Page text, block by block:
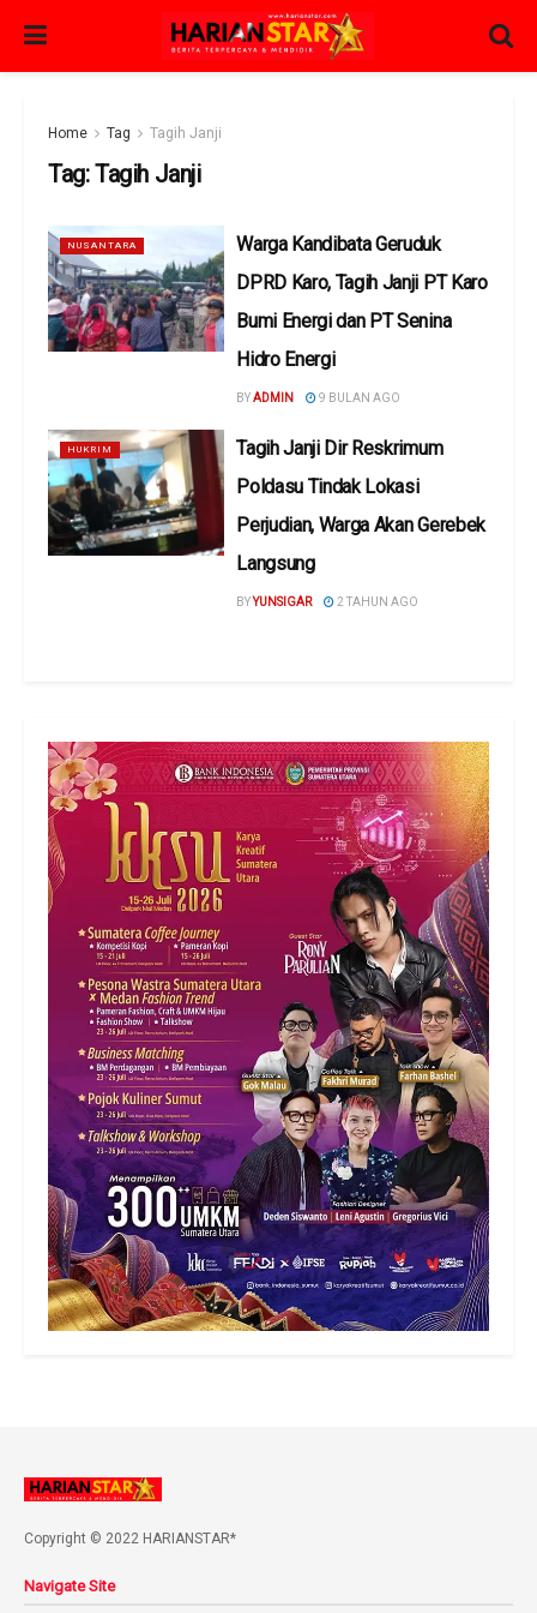
Home Tag Tagih Janji
Tag:Tagih Janji
NUSANTARA
Warga Kandibata Geruduk
DPRD Karo, Tagih Janji PT Karo
Bumi Energi dan PT Senina
Hidro Energi
BYADMIN 9 BULAN AGO
HUKRIM
Tagih Janji Dir Reskrimum
Poldasu Tindak Lokasi
Perjudian, Warga Akan Gerebek
Langsung
BYYUNSIGAR 2 TAHUN AGO
Copyright © 2022 HARIANSTAR*
Navigate Site